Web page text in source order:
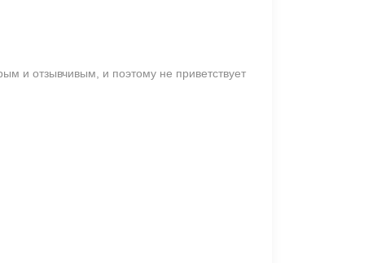
и отзывчивым, и поэтому не приветствует